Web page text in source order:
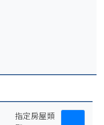
系統於115年1月2日
於114年4月1日(二)17:00-
指定房屋類